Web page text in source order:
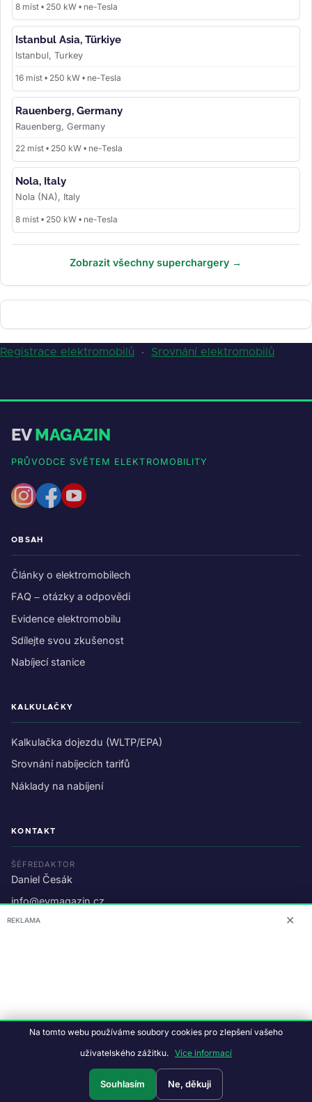
8 míst • 250 kW • ne-Tesla
Istanbul Asia, Türkiye
Istanbul, Turkey
16 míst • 250 kW • ne-Tesla
Rauenberg, Germany
Rauenberg, Germany
22 míst • 250 kW • ne-Tesla
Nola, Italy
Nola (NA), Italy
8 míst • 250 kW • ne-Tesla
Zobrazit všechny superchargery →
Registrace elektromobilů · Srovnání elektromobilů
EVMAGAZIN
PRŮVODCE SVĚTEM ELEKTROMOBILITY
OBSAH
Články o elektromobilech
FAQ – otázky a odpovědi
Evidence elektromobilu
Sdílejte svou zkušenost
Nabíjecí stanice
KALKULAČKY
Kalkulačka dojezdu (WLTP/EPA)
Srovnání nabíjecích tarifů
Náklady na nabíjení
KONTAKT
ŠÉFREDAKTOR
Daniel Česák
info@evmagazin.cz
O nás
© 2026 EV Magazin.Podmínky a ochrana dat.
Studiografix
REKLAMA ✕
Na tomto webu používáme soubory cookies pro zlepšení vašeho
uživatelského zážitku. Více informací
Souhlasím Ne, děkuji